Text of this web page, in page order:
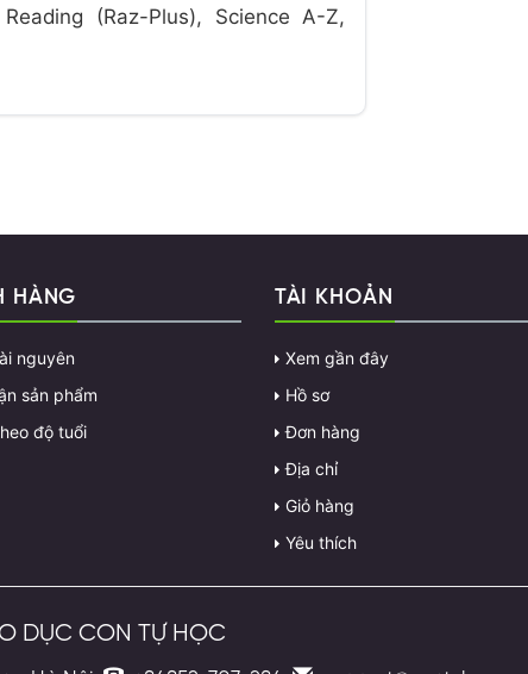
(Raz-Plus), Science A-Z,
HÀNG
nguyên
sản phẩm
độ tuổi
TÀI KHOẢN
Xem gần đây
Hồ sơ
Đơn hàng
Địa chỉ
Giỏ hàng
Yêu thích
DỤC CON TỰ HỌC